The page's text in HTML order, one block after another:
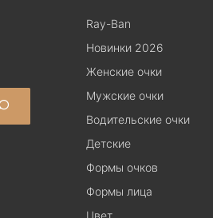
Ray-Ban
Новинки 2026
Женские очки
Мужские очки
Водительские очки
Детские
Формы очков
Формы лица
Цвет